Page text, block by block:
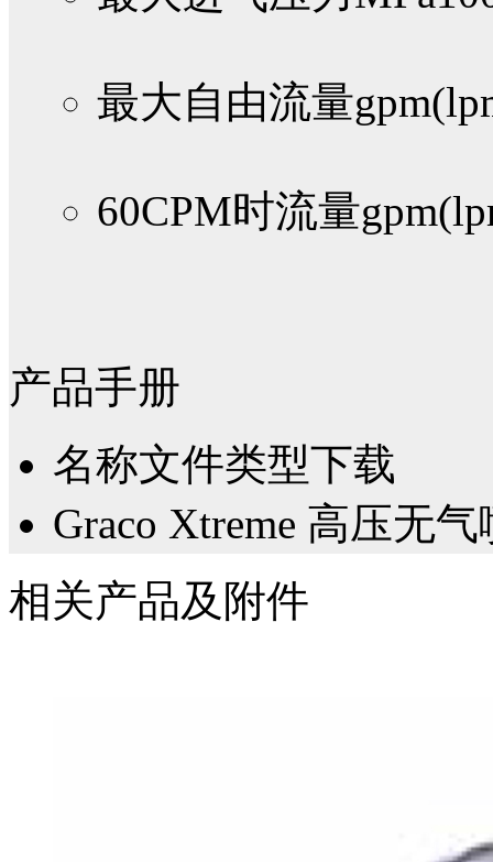
最大自由流量
60CPM时流量
产品手册
名称文件类型下载
Graco Xtreme 高压无
相关产品及附件